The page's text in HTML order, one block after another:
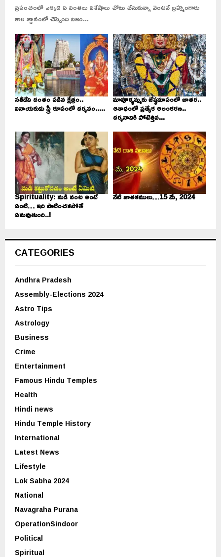
ప్రపంచంలో ఎక్కడ ఏ వింతలు విశేషాలు చోటు చేసుకున్నా వెంటనే బ్రహ్మంగారు
కాల జ్ఞానంలో చెప్పింది నిజం...
సతీదేవి దంతం పడిన క్షేత్రం..
వినాయకుడు స్త్రీ రూపంలో దర్శనం.....
మావూళ్ళమ్మకు జేష్ఠమాసంలో జాతర..
ఆశాఢంలో ప్రత్యేక అలంకరణ..
దర్శనానికి పోటెత్తిన...
Spirituality: మడి వంట అంటే
ఏంటి… ఇది పాటించకపోతే
ఏమవుతుంది..!
నేటి జాతకములు…15 మే, 2024
CATEGORIES
Andhra Pradesh
Assembly-Elections 2024
Astro Tips
Astrology
Business
Crime
Entertainment
Famous Hindu Temples
Health
Hindi news
Hindu Temple History
International
Latest News
Lifestyle
Lok Sabha 2024
National
Navagraha Purana
OperationSindoor
Political
Spiritual